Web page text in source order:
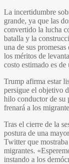
La incertidumbre
grande, ya que las
convertido la lucha
batalla y la
una de sus
los méritos de
costo estimado es
Trump afirma estar
persigue el objetivo
hilo conductor de su
frenará a los
Tras el cierre de la
postura de una
Twitter que
migrantes.
instando a los